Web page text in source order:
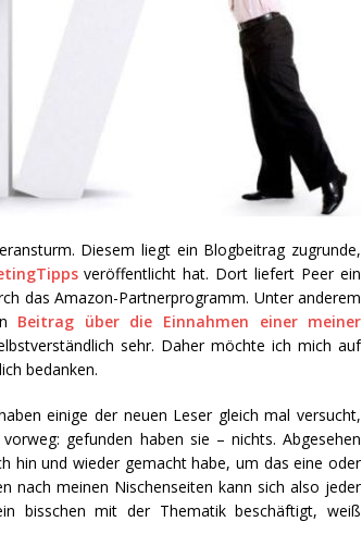
Diesem liegt ein Blogbeitrag zugrunde,
veröffentlicht hat. Dort liefert Peer ein
das Amazon-Partnerprogramm. Unter anderem
Beitrag über die Einnahmen einer meiner
sehr. Daher möchte ich mich auf
bedanken.
einige der neuen Leser gleich mal versucht,
gefunden haben sie – nichts. Abgesehen
hin und wieder gemacht habe, um das eine oder
nach meinen Nischenseiten kann sich also jeder
bisschen mit der Thematik beschäftigt, weiß